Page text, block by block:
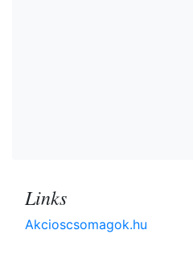
Links
Akcioscsomagok.hu